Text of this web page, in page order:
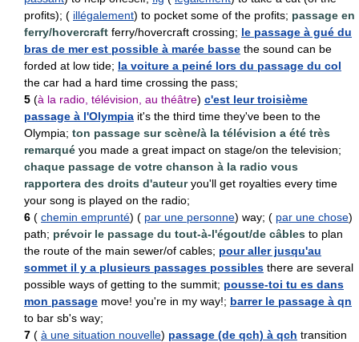
profits); ( illégalement) to pocket some of the profits; passage en
ferry/hovercraft ferry/hovercraft crossing; le passage à gué du
bras de mer est possible à marée basse the sound can be
forded at low tide; la voiture a peiné lors du passage du col
the car had a hard time crossing the pass;
5 (à la radio, télévision, au théâtre) c'est leur troisième
passage à l'Olympia it's the third time they've been to the
Olympia; ton passage sur scène/à la télévision a été très
remarqué you made a great impact on stage/on the television;
chaque passage de votre chanson à la radio vous
rapportera des droits d'auteuryou'll get royalties every time
your song is played on the radio;
6 ( chemin emprunté) ( par une personne) way; ( par une chose)
path; prévoir le passage du tout-à-l'égout/de câbles to plan
the route of the main sewer/of cables; pour aller jusqu'au
sommet il y a plusieurs passages possibles there are several
possible ways of getting to the summit; pousse-toi tu es dans
mon passage move! you're in my way!; barrer le passage à qn
to bar sb's way;
7 ( à une situation nouvelle) passage (de qch) à qch transition